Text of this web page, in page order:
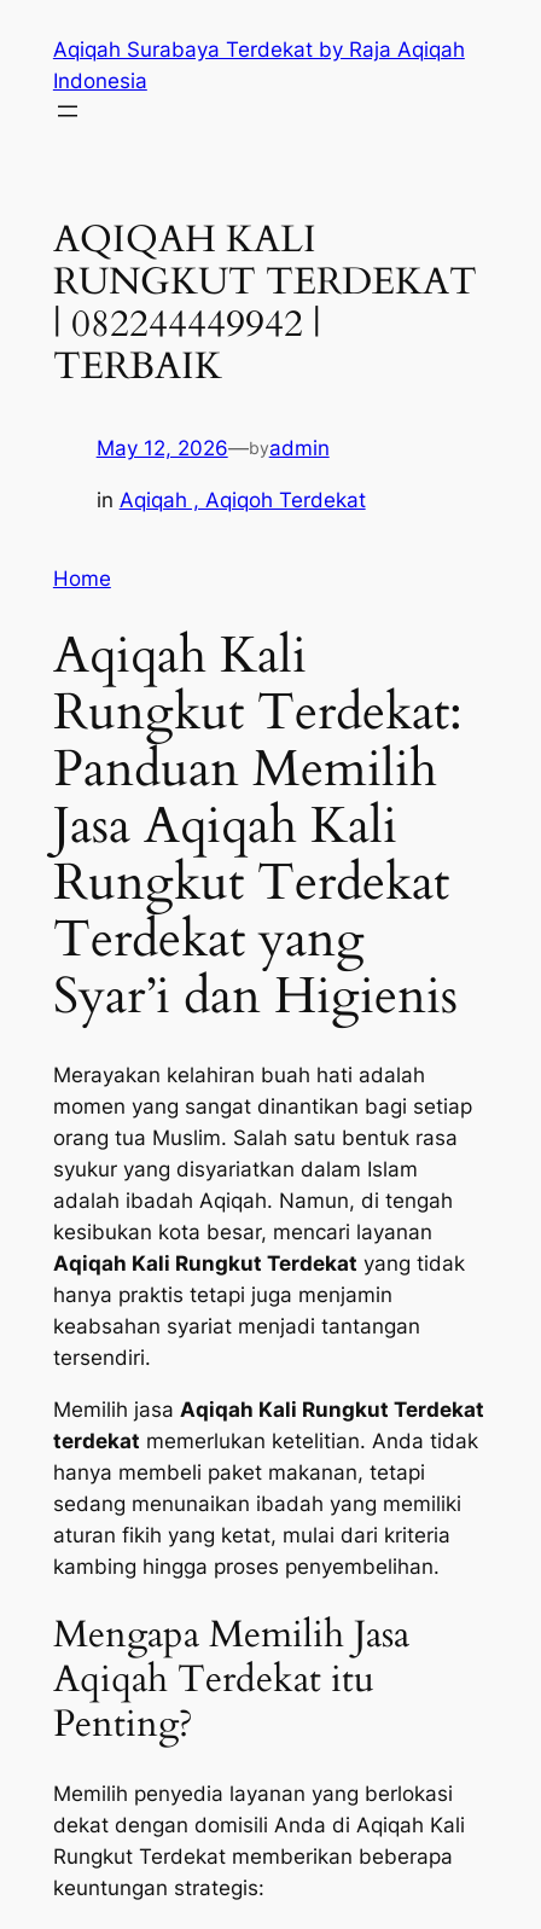
content
Aqiqah Surabaya Terdekat by Raja Aqiqah
Indonesia
AQIQAH KALI
RUNGKUT TERDEKAT
| 082244449942 |
TERBAIK
May 12, 2026—byadmin
in Aqiqah , Aqiqoh Terdekat
Home
Aqiqah Kali
Rungkut Terdekat:
Panduan Memilih
Jasa Aqiqah Kali
Rungkut Terdekat
Terdekat yang
Syar’i dan Higienis
Merayakan kelahiran buah hati adalah
momen yang sangat dinantikan bagi setiap
orang tua Muslim. Salah satu bentuk rasa
syukur yang disyariatkan dalam Islam
adalah ibadah Aqiqah. Namun, di tengah
kesibukan kota besar, mencari layanan
Aqiqah Kali Rungkut Terdekat yang tidak
hanya praktis tetapi juga menjamin
keabsahan syariat menjadi tantangan
tersendiri.
Memilih jasa Aqiqah Kali Rungkut Terdekat
terdekat memerlukan ketelitian. Anda tidak
hanya membeli paket makanan, tetapi
sedang menunaikan ibadah yang memiliki
aturan fikih yang ketat, mulai dari kriteria
kambing hingga proses penyembelihan.
Mengapa Memilih Jasa
Aqiqah Terdekat itu
Penting?
Memilih penyedia layanan yang berlokasi
dekat dengan domisili Anda di Aqiqah Kali
Rungkut Terdekat memberikan beberapa
keuntungan strategis: